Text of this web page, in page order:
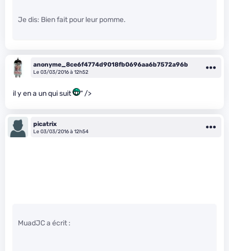
Je dis: Bien fait pour leur pomme.
anonyme_8ce6f4774d9018fb0696aa6b7572a96b
Le 03/03/2016 à 12h52
il y en a un qui suit " />
picatrix
Le 03/03/2016 à 12h54
MuadJC a écrit :